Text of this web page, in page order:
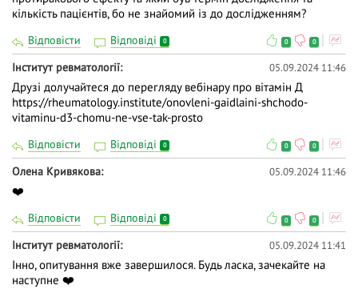
кількість пацієнтів, бо не знайомий із до дослідженням?
Відповісти Відповіді 0 0 0
Інститут ревматології 05.09.2024 11:46
Друзі долучайтеся до перегляду вебінару про вітамін Д
https://rheumatology.institute/onovleni-gaidlaini-shchodo-
vitaminu-d3-chomu-ne-vse-tak-prosto
Відповісти Відповіді 0 0 0
Олена Кривякова 05.09.2024 11:46
❤️
Відповісти Відповіді 0 0 0
Інститут ревматології 05.09.2024 11:41
Інно, опитування вже завершилося. Будь ласка, зачекайте на
наступне ❤️